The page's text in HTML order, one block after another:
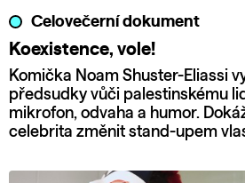
Celovečerní dokument
Koexistence, vole!
Komička Noam Shuster-Eliassi
předsudky vůči palestinskému
mikrofon, odvaha a humor.
celebrita změnit stand-upem